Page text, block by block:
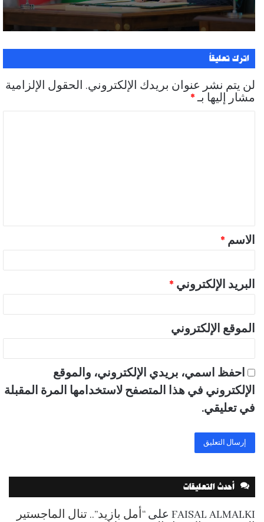
اترك تعليقاً
لن يتم نشر عنوان بريدك الإلكتروني. الحقول الإلزامية
مشار إليها بـ*
ق
*
الاسم *
البريد الإلكتروني *
الموقع الإلكتروني
احفظ اسمي، بريدي الإلكتروني، والموقع
الإلكتروني في هذا المتصفح لاستخدامها المرة المقبلة
في تعليقي.
أحدث التعليقات
FAISAL ALMALKI على “أمل بازيد”.. تنال الماجستير